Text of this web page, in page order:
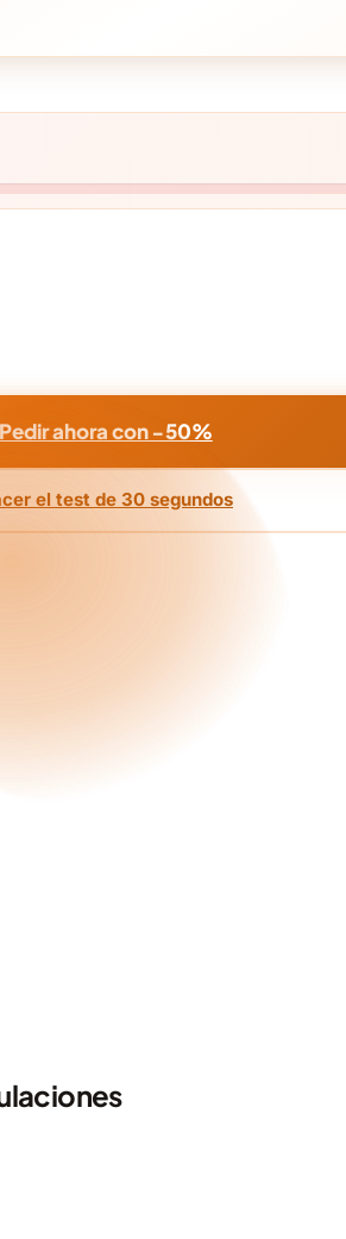
Pedir ahora con −50%
el test de 30 segundos